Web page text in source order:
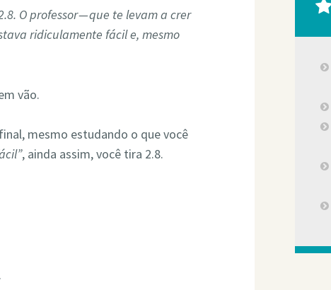
O professor — que te levam a crer
ridiculamente fácil e, mesmo
vão.
mesmo estudando o que você
, ainda assim, você tira 2.8.
.